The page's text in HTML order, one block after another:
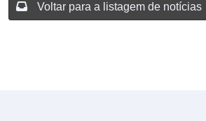
Voltar para a listagem de notícias